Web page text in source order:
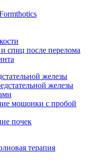
спиц после перелома
железы
железы
мошонки с пробой
почек
терапия